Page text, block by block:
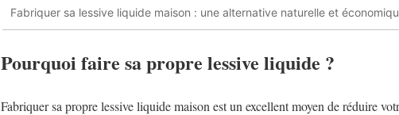
Fabriquer sa lessive liquide maison : une alternative naturelle et
Pourquoi faire sa propre lessive liquide ?
Fabriquer sa propre lessive liquide maison est un excellent moyen de réduire